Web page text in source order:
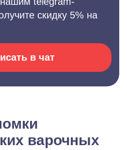
скидку 5% на
в чат
варочных